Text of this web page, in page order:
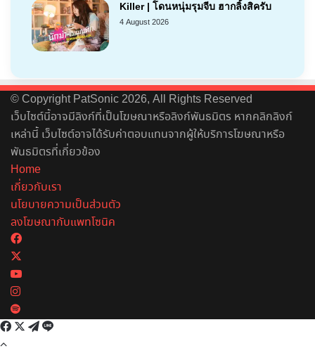
Killer | โดนหนุ่มรุมจีบ ฮากลิ้งสิครับ
4 August 2026
© Copyright PatSonic 2026, All Rights Reserved
เว็บไซต์นี้อาจมีลิงก์ที่เป็นโฆษณาหรือลิงก์พันธมิตร หากคลิกลิงก์
เหล่านี้ เว็บไซต์อาจได้รับค่าตอบแทนจากผู้ให้บริการโฆษณาหรือ
พันธมิตรที่เกี่ยวข้อง
Home
เกี่ยวกับเรา
นโยบายความเป็นส่วนตัว
ลงโฆษณากับแพทโซนิค
Facebook
YouTube
Instagram
Spotify
Facebook
X Telegram
Line
Back